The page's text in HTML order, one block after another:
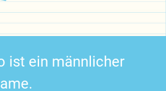
ist ein männlicher